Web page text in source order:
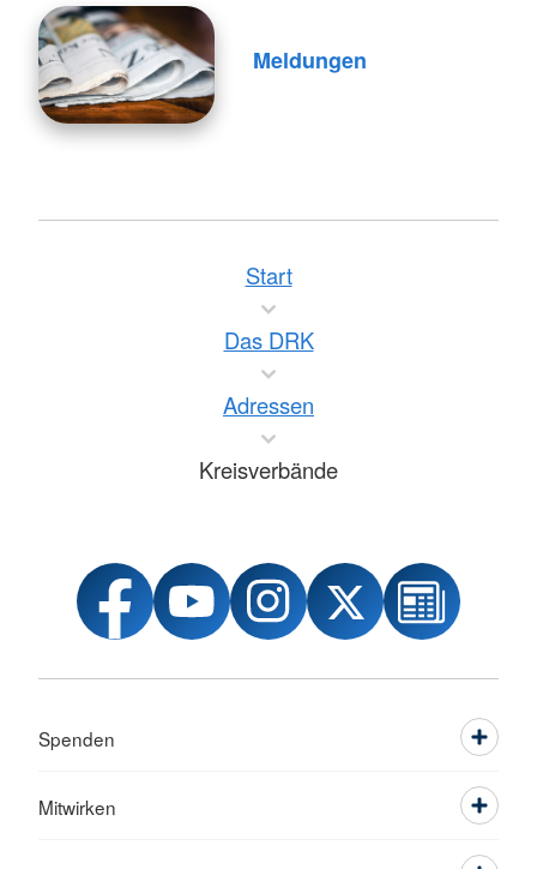
Meldungen
Start
Das DRK
Adressen
Kreisverbände
Spenden
Mitwirken